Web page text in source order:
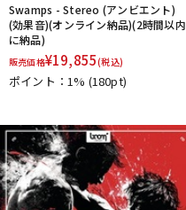
Swamps - Stereo (アンビエント)
(効果音)(オンライン納品)(2時間以内
に納品)
販売価格¥19,855(税込)
ポイント：1% (180pt)